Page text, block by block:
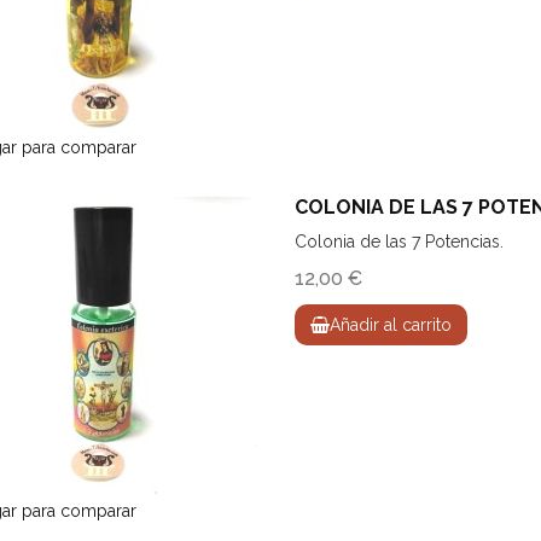
para comparar
para comparar
COLONIA DE LAS 7
Colonia de las 7 Potencias.
12,00 €
Añadir al carrito